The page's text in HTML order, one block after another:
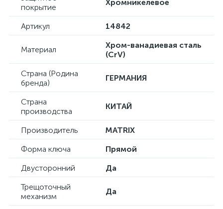
покрытие
Хромникелевое
Артикул 14842
Материал
Хром-ванадиевая сталь
(CrV)
Страна (Родина
бренда)
ГЕРМАНИЯ
Страна
производства
КИТАЙ
Производитель
MATRIX
Форма ключа
Прямой
Двусторонний
Да
Трещоточный
механизм
Да